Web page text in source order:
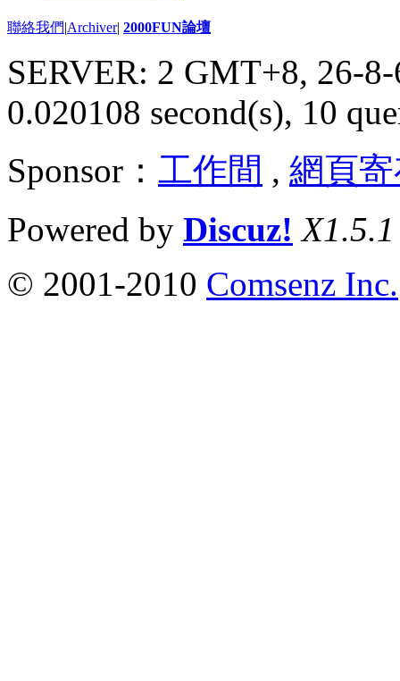
聯絡我們|Archiver| 2000FUN論壇
SERVER: 2 GMT+8, 26-
0.020108 second(s), 10
Sponsor： 工作間 , 網頁
Powered by Discuz! X1.5.1
© 2001-2010 Comsenz Inc.